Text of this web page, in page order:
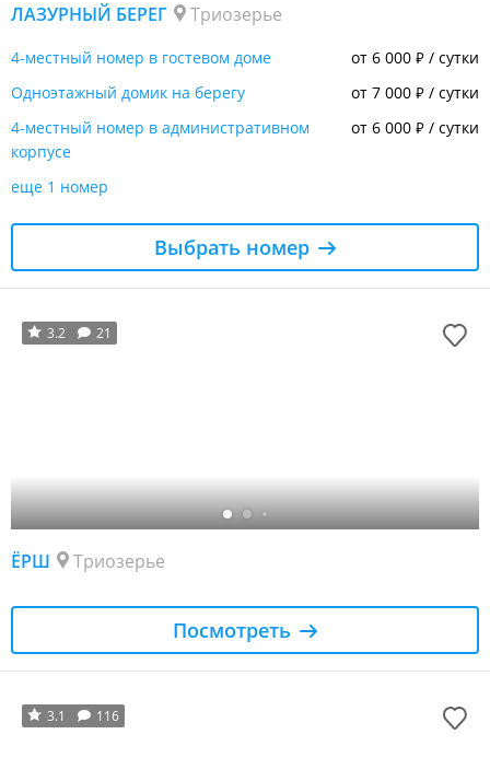
ЛАЗУРНЫЙ БЕРЕГ Триозерье
4-местный номер в гостевом доме от 6 000 ₽ / сутки
Одноэтажный домик на берегу
от 7 000 ₽ / сутки
4-местный номер в административном
корпусе
от 6 000 ₽ / сутки
еще 1 номер
Выбрать номер
3.2 21
ЁРШ Триозерье
Посмотреть
3.1 116